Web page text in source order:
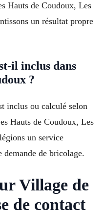
Hauts de Coudoux, Les
un résultat propre
il inclus dans
?
inclus ou calculé selon
Hauts de Coudoux, Les
un service
demande de bricolage.
Village de
de contact